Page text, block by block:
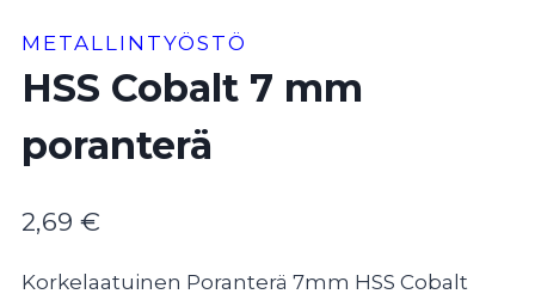
METALLINTYÖSTÖ
HSS Cobalt 7 mm
poranterä
2,69 €
Korkelaatuinen Poranterä 7mm HSS Cobalt